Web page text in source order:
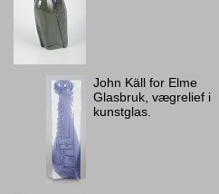
John Käll for Elme
Glasbruk, vægrelief i
kunstglas.